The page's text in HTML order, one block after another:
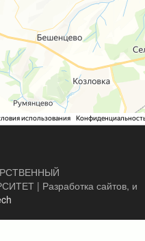
| Разработка сайтов, и